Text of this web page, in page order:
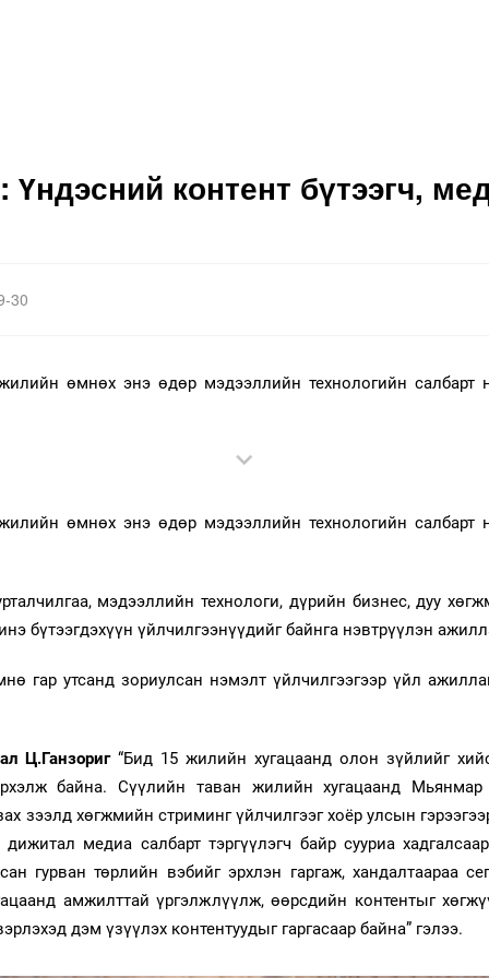
контент бүтээгч,
30
өмнөх энэ өдөр мэдээллийн технологийн
өмнөх энэ өдөр мэдээллийн технологийн
мэдээллийн технологи, дүрийн бизнес, дуу
бүтээгдэхүүн үйлчилгээнүүдийг байнга нэвтрүүлэн
гар утсанд зориулсан нэмэлт үйлчилгээгээр үйл
Ц.Ганзориг“Бид 15 жилийн хугацаанд олон зүйлийг
байна. Сүүлийн таван жилийн хугацаанд Мьянмар
зээлд хөгжмийн стриминг үйлчилгээг хоёр улсын
медиа салбарт тэргүүлэгч байр сууриа
гурван төрлийн вэбийг эрхлэн гаргаж, хандалтаараа
амжилттай үргэлжлүүлж, өөрсдийн контентыг
дэм үзүүлэх контентуудыг гаргасаар байна” гэлээ.